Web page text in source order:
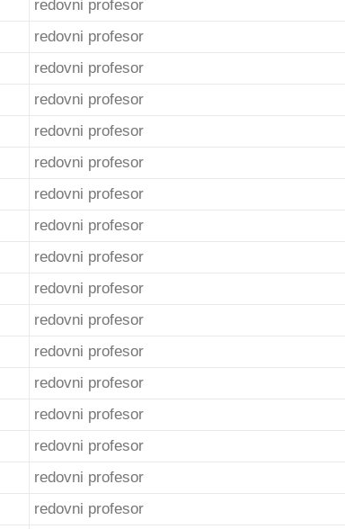
redovni profesor
redovni profesor
redovni profesor
redovni profesor
redovni profesor
redovni profesor
redovni profesor
redovni profesor
redovni profesor
redovni profesor
redovni profesor
redovni profesor
redovni profesor
redovni profesor
redovni profesor
redovni profesor
redovni profesor